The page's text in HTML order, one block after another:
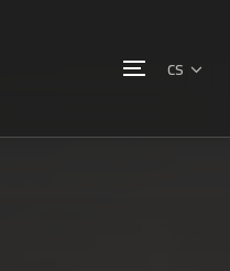
Navigace
cs